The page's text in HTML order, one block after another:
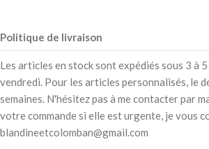
Politique de livraison
Les articles en stock sont expédiés sous 3 à
vendredi. Pour les articles personnalisés, le
semaines. N'hésitez pas à me contacter par
votre commande si elle est urgente, je vous
blandineetcolomban@gmail.com